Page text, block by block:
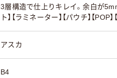
3層構造で仕上りキレイ。余白が
ト】【ラミネーター】【パウチ】【POP】
アスカ
B4